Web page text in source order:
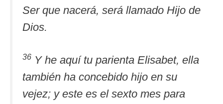
Ser que nacerá, será llamado Hijo de
Dios.
36 Y he aquí tu parienta Elisabet, ella
también ha concebido hijo en su
vejez; y este es el sexto mes para